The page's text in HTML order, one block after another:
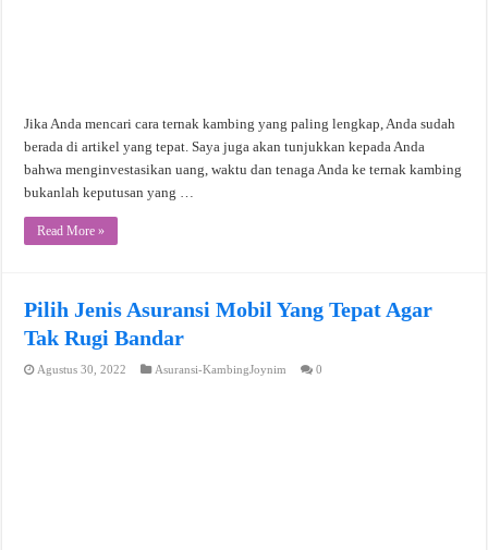
Jika Anda mencari cara ternak kambing yang paling lengkap, Anda sudah
berada di artikel yang tepat. Saya juga akan tunjukkan kepada Anda
bahwa menginvestasikan uang, waktu dan tenaga Anda ke ternak kambing
bukanlah keputusan yang …
Read More »
Pilih Jenis Asuransi Mobil Yang Tepat Agar
Tak Rugi Bandar
Agustus 30, 2022 Asuransi-KambingJoynim 0